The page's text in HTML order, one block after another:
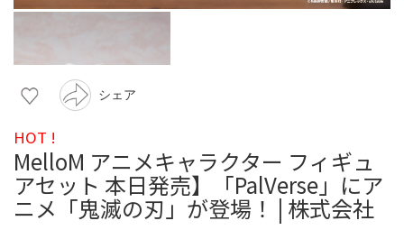
シェア
HOT !
MelloM アニメキャラクター フィギュ
アセット 本日発売】「PalVerse」にア
ニメ「鬼滅の刃」が登場！ | 株式会社